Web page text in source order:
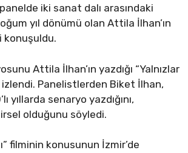
iki sanat dalı arasındaki
yıl dönümü olan Attila İlhan’ın
konuşuldu.
Attila İlhan’ın yazdığı “Yalnızlar
izlendi. Panelistlerden Biket İlhan,
yıllarda senaryo yazdığını,
olduğunu söyledi.
filminin konusunun İzmir’de